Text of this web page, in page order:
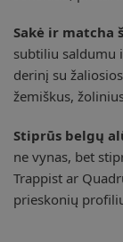
Sakė ir matcha
subtiliu saldumu
derinį su
žemiškus,
Stiprūs belgų
ne vynas, bet
Trappist ar
prieskonių